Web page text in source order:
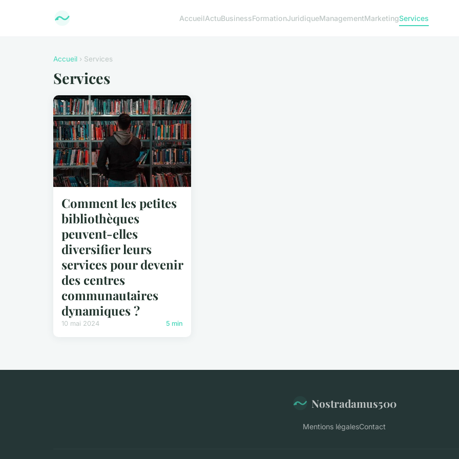
AccueilActuBusinessFormationJuridiqueManagementMarketingServices
Accueil › Services
Services
Comment les petites
bibliothèques
peuvent-elles
diversifier leurs
services pour devenir
des centres
communautaires
dynamiques ?
10 mai 2024 5 min
Nostradamus500
Mentions légalesContact